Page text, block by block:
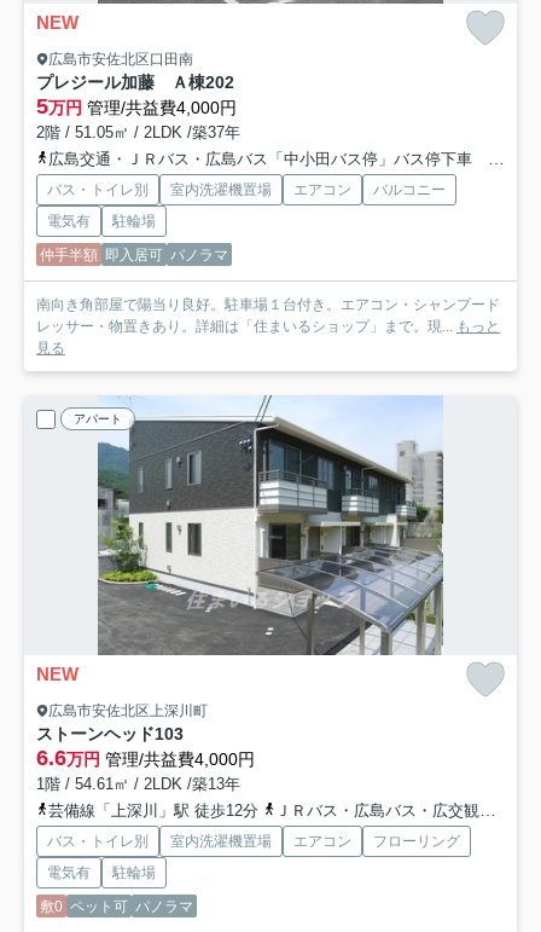
NEW
広島市安佐北区口田南
プレジール加藤 Ａ棟202
5万円 管理/共益費4,000円
2階 / 51.05㎡ / 2LDK /築37年
広島交通・ＪＲバス・広島バス「中小田バス停」バス停下車 徒歩4分
バス・トイレ別 室内洗濯機置場 エアコン
バルコニー
電気有
駐輪場
仲手半額 即入居可 パノラマ
南向き角部屋で陽当り良好。駐車場１台付き。エアコン・シャンプード
レッサー・物置きあり。詳細は「住まいるショップ」まで。現... もっと
見る
アパート
NEW
広島市安佐北区上深川町
ストーンヘッド103
6.6万円 管理/共益費4,000円
1階 / 54.61㎡ / 2LDK /築13年
芸備線「上深川」駅 徒歩12分
ＪＲバス・広島バス・広交観光「上庄原バス停」バス停下車 徒歩6分
バス・トイレ別 室内洗濯機置場 エアコン
フローリング
電気有
駐輪場
敷0 ペット可 パノラマ